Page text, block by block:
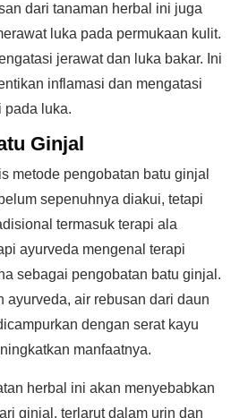
dari tanaman herbal ini juga
luka pada permukaan kulit.
jerawat dan luka bakar. Ini
inflamasi dan mengatasi
pada luka.
Ginjal
metode pengobatan batu ginjal
sepenuhnya diakui, tetapi
termasuk terapi ala
ayurveda mengenal terapi
sebagai pengobatan batu ginjal.
ayurveda, air rebusan dari daun
dengan serat kayu
manfaatnya.
herbal ini akan menyebabkan
ginjal, terlarut dalam urin dan